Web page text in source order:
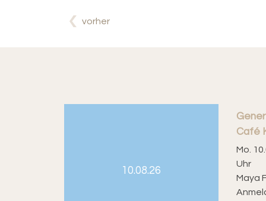
vorher
10.08.26
Café
Mo.
Uhr
Maya